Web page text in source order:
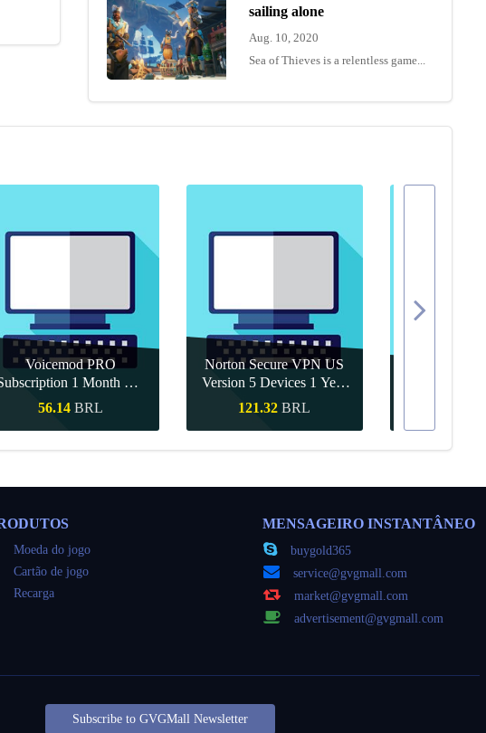
sailing alone
Aug. 10, 2020
Sea of Thieves is a relentless game...
Voicemod PRO
1 Month CD
Key Global
56.14 BRL
Compra rápida
Norton Secure VPN US
Version 5 Devices 1 Year
CD Key
121.32 BRL
Compra rápida Compra
Moeda do jogo
Cartão de jogo
Recarga
MENSAGEIRO INSTANTÂNEO
buygold365
service@gvgmall.com
market@gvgmall.com
advertisement@gvgmall.com
Subscribe to GVGMall Newsletter